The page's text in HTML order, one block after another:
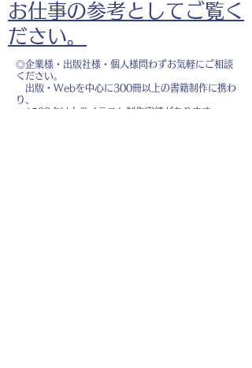
お仕事の参考としてご覧く
ださい。
◎企業様・出版社様・個人様問わずお気軽にご相談
ください。
出版・Webを中心に300冊以上の書籍制作に携わ
り、
1500点以上のイラスト制作実績があります。